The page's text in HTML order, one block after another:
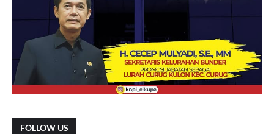
FOLLOW US